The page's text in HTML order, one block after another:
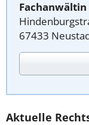
67433
Aktuelle